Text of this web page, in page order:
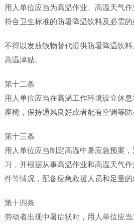
用人单位应当为高温作业、高温天气作
符合卫生标准的防暑降温饮料及必需的
不得以发放钱物替代提供防暑降温饮
高温津贴。
第十二条
用人单位应当在高温工作环境设立休
座椅，保持通风良好或者配有空调等防
第十三条
用人单位应当制定高温中暑应急预案
习，并根据从事高温作业和高温天气
件等情况，配备应急救援人员和足量的
第十四条
劳动者出现中暑症状时，用人单位应